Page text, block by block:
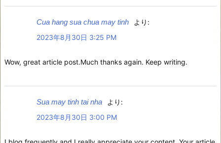
Cua hang sua chua may tinh
より:
2023年8月30日 3:25 PM
Wow, great article post.Much thanks again. Keep writing.
Sua may tinh tai nha
より:
2023年8月30日 3:00 PM